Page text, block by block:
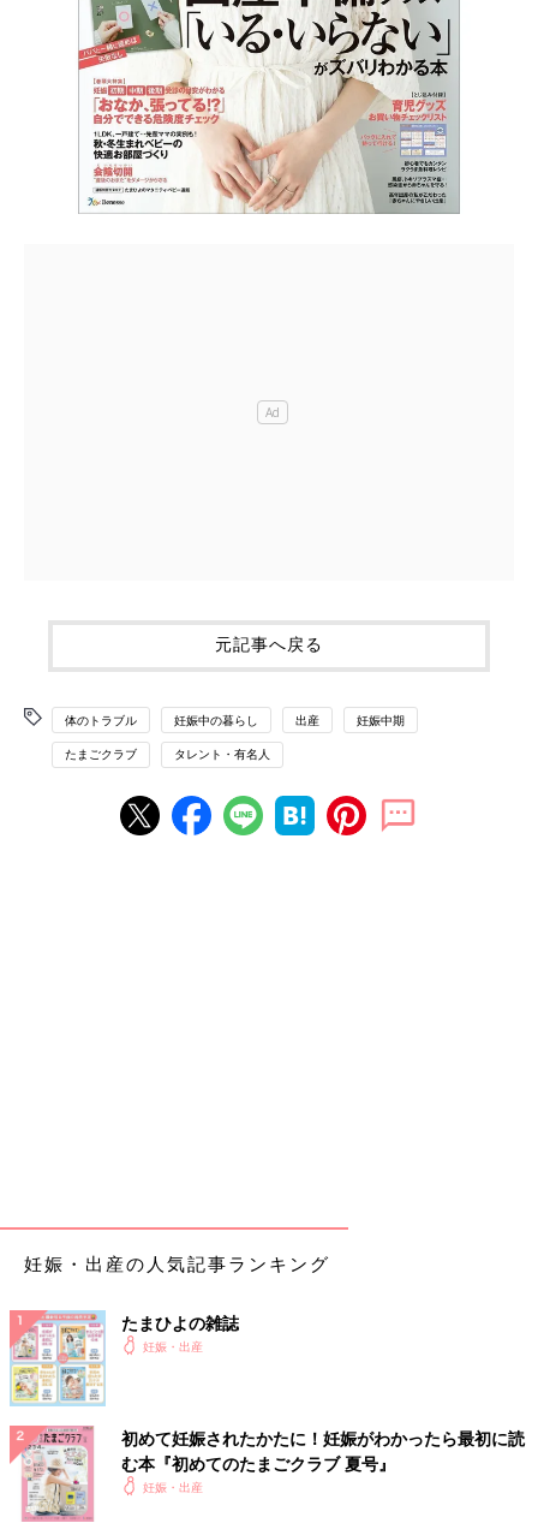
元記事へ戻る
体のトラブル 妊娠中の暮らし 出産 妊娠中期
たまごクラブ タレント・有名人
妊娠・出産の人気記事ランキング
たまひよの雑誌
妊娠・出産
初めて妊娠されたかたに！妊娠がわかったら最初に読
む本『初めてのたまごクラブ 夏号』
妊娠・出産